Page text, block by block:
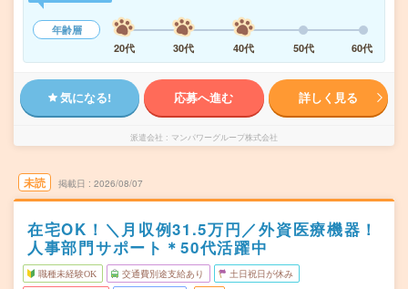
年齢層
20代
30代 40代 50代 60代
気になる! 応募へ進む 詳しく見る
派遣会社 マンパワーグループ株式会社
未読 掲載日 2026/08/07
在宅OK！＼月収例31.5万円／外資医療機器！
人事部門サポート＊50代活躍中
職種未経験OK 交通費別途支給あり 土日祝日が休み